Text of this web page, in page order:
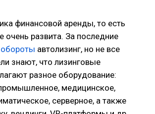
финансовой аренды, то есть
очень развита. За последние
обороты автолизинг, но не все
знают, что лизинговые
разное оборудование:
медицинское,
серверное, а также